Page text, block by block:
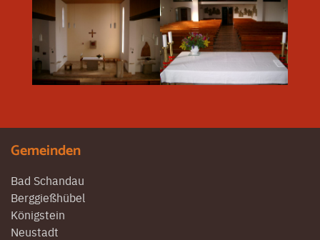
Gemeinden
Bad Schandau
Berggießhübel
Königstein
Neustadt